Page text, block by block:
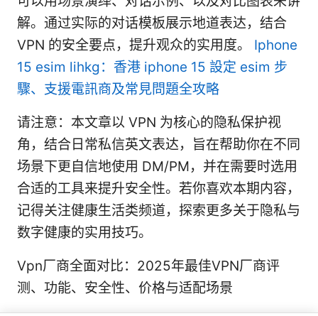
解。通过实际的对话模板展示地道表达，结合
VPN 的安全要点，提升观众的实用度。 Iphone
15 esim lihkg：香港 iphone 15 設定 esim 步
驟、支援電訊商及常見問題全攻略
请注意：本文章以 VPN 为核心的隐私保护视
角，结合日常私信英文表达，旨在帮助你在不同
场景下更自信地使用 DM/PM，并在需要时选用
合适的工具来提升安全性。若你喜欢本期内容，
记得关注健康生活类频道，探索更多关于隐私与
数字健康的实用技巧。
Vpn厂商全面对比：2025年最佳VPN厂商评
测、功能、安全性、价格与适配场景